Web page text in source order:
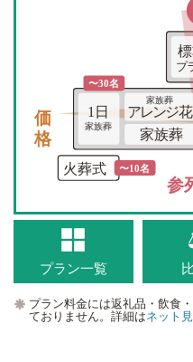
参
価格
火葬式
1日
家族葬
〜30名
〜10名
家族葬
アレンジ花
家族葬
プ
プラン一覧
プラン料金には返礼品・飲食
ておりません。詳細はネット